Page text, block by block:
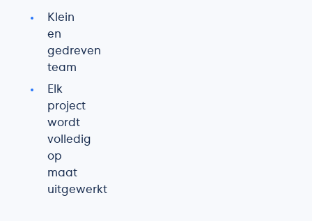
Klein
en
gedreven
team
Elk
project
wordt
volledig
op
maat
uitgewerkt